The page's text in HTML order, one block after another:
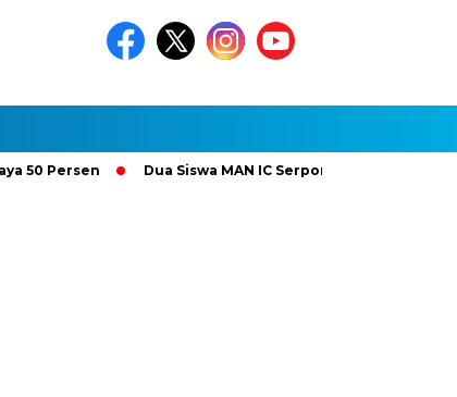
Dua Siswa MAN IC Serpong Wakili RI di